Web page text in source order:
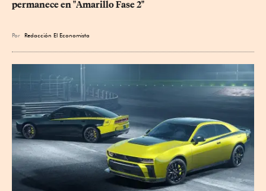
permanece en "Amarillo Fase 2"
Por Redacción El Economista